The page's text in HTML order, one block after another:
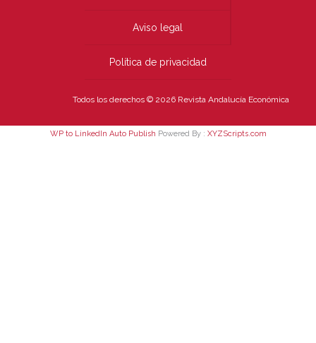
Aviso legal
Política de privacidad
Todos los derechos © 2026 Revista Andalucía Económica
WP to LinkedIn Auto Publish Powered By : XYZScripts.com